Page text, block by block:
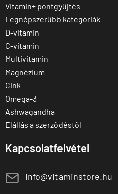
Vitamin+ pontgyűjtés
Legnépszerűbb kategóriák
D-vitamin
C-vitamin
Multivitamin
Magnézium
Cink
Omega-3
Ashwagandha
Elállás a szerződéstől
Kapcsolatfelvétel
E info@vitaminstore.hu